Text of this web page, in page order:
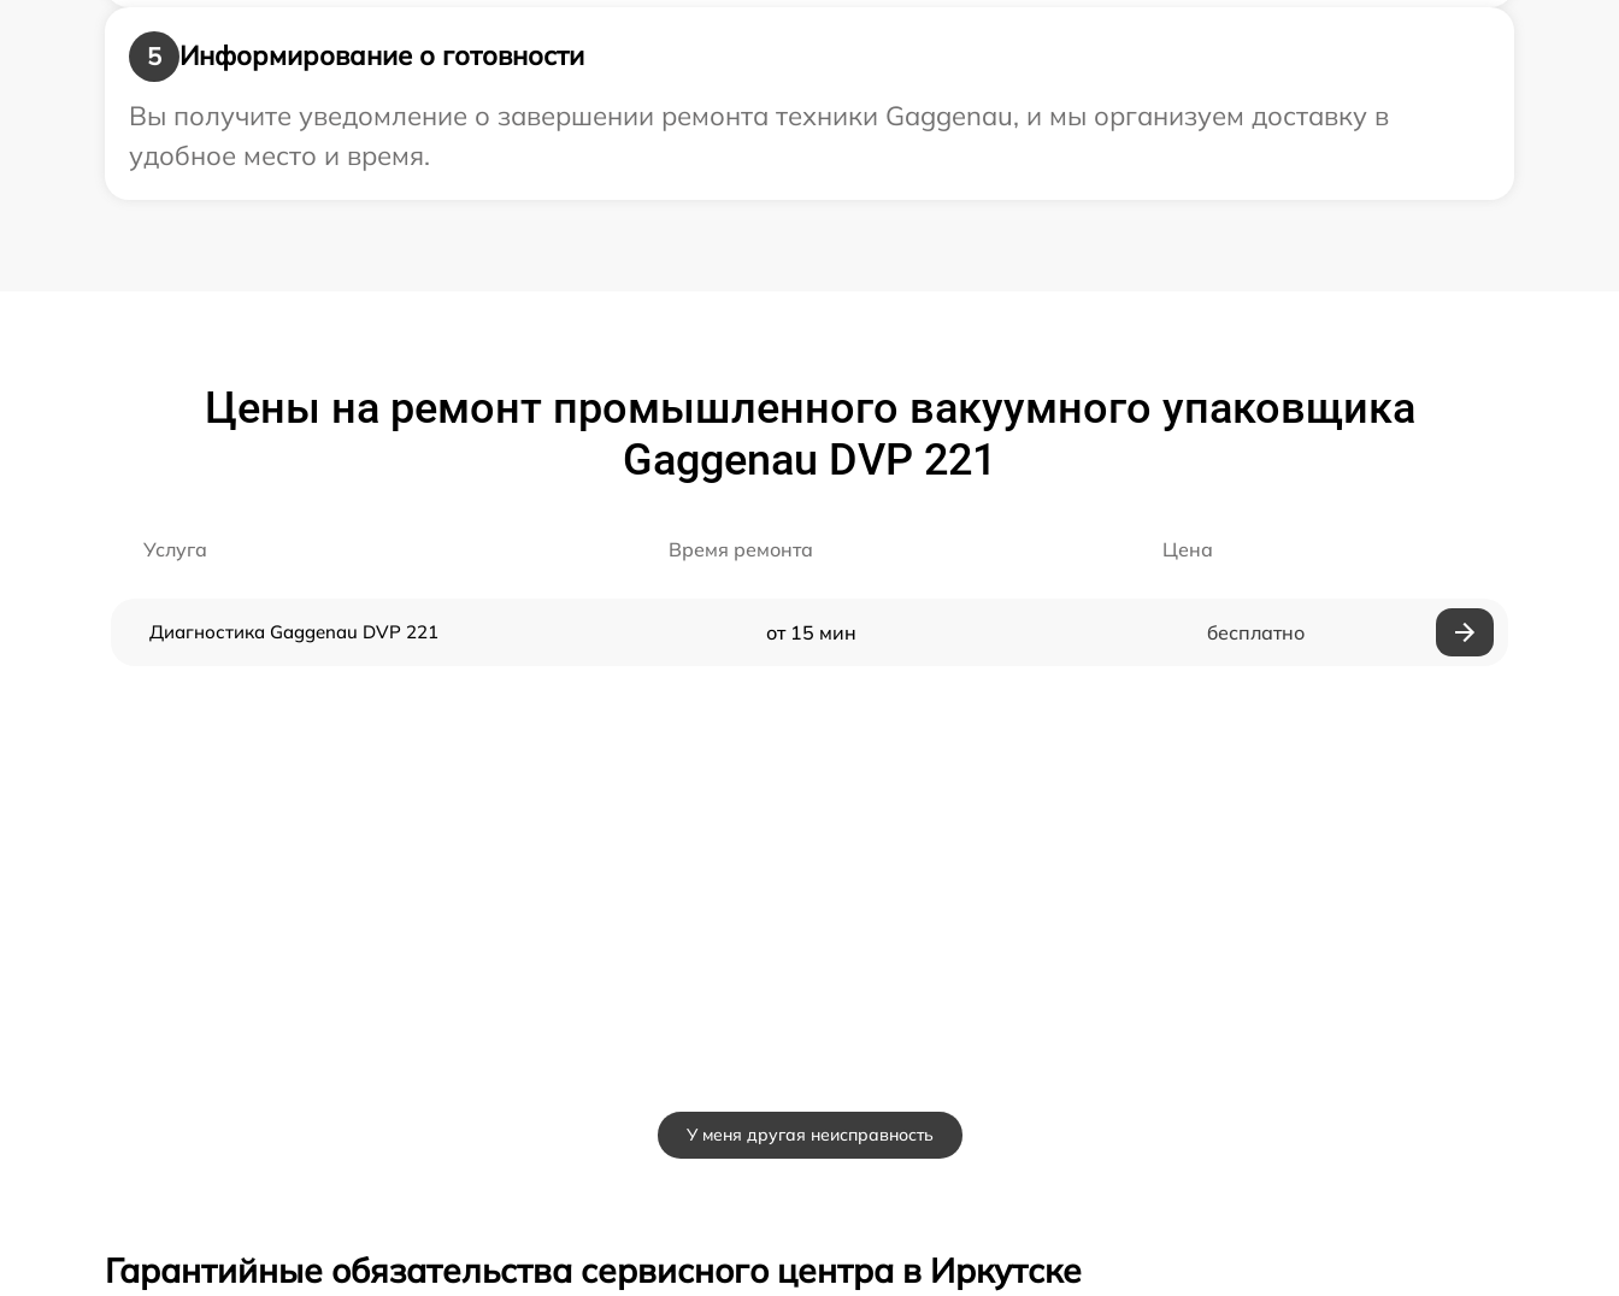
5
Информирование о готовности
Вы получите уведомление о завершении ремонта техники Gaggenau, и мы организуем доставку в
удобное место и время.
Цены на ремонт промышленного вакуумного упаковщика
Gaggenau DVP 221
Услуга Время ремонта Цена
Диагностика Gaggenau DVP 221 от 15 мин бесплатно
У меня другая неисправность
Гарантийные обязательства сервисного центра в Иркутске